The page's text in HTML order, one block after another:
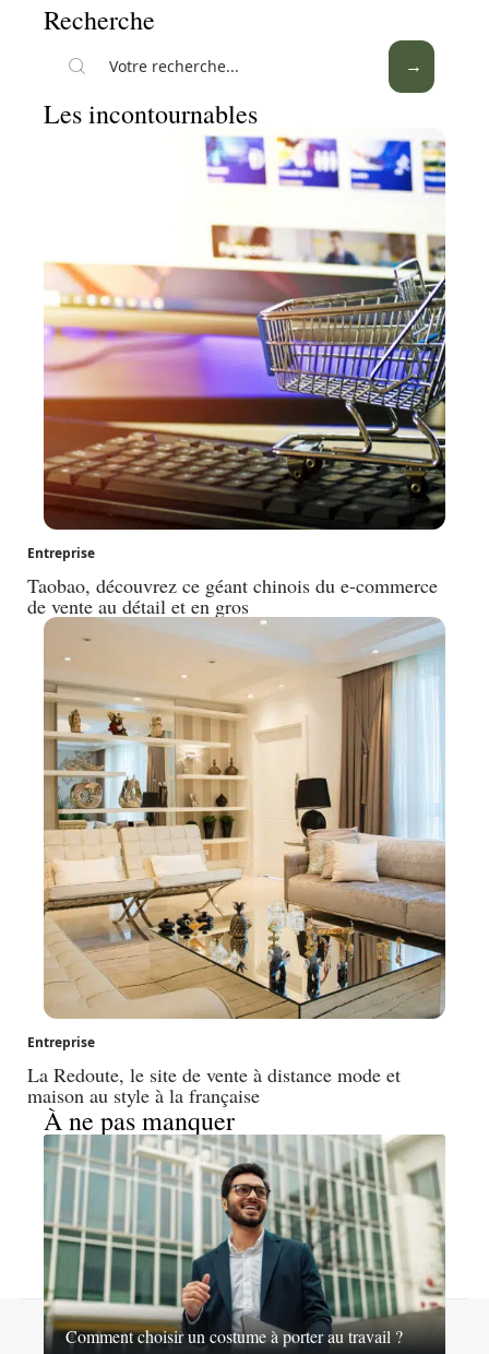
Recherche
Les incontournables
Entreprise
Taobao, découvrez ce géant chinois du e-commerce
de vente au détail et en gros
Entreprise
La Redoute, le site de vente à distance mode et
maison au style à la française
À ne pas manquer
Comment choisir un costume à porter au travail ?
© 2026 | nosideesshopping.fr